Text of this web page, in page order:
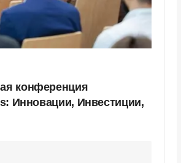
конференция
Инновации, Инвестиции,